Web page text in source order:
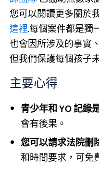
您可以閱讀更多關於
這裡.每個案件都是獨
也會因所涉及的事實
但我們保護每個孩子
主要心得
青少年和 YO 記錄
會有後果。
您可以請求法院刪
和時間要求，可免